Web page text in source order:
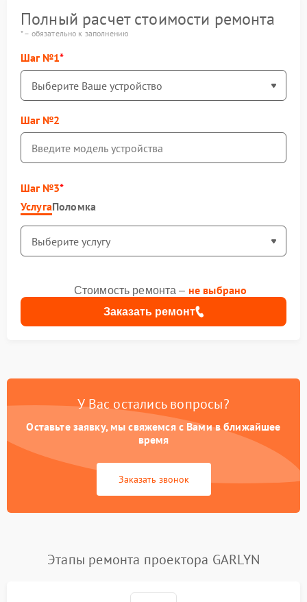
Полный расчет стоимости ремонта
* – обязательно к заполнению
Шаг №1
Шаг №2
Шаг №3
УслугаПоломка
Заказать ремонт
Стоимость ремонта – не выбрано
У Вас остались вопросы?
Оставьте заявку, мы свяжемся с Вами в ближайшее
время
Заказать звонок
Этапы ремонта проектора GARLYN